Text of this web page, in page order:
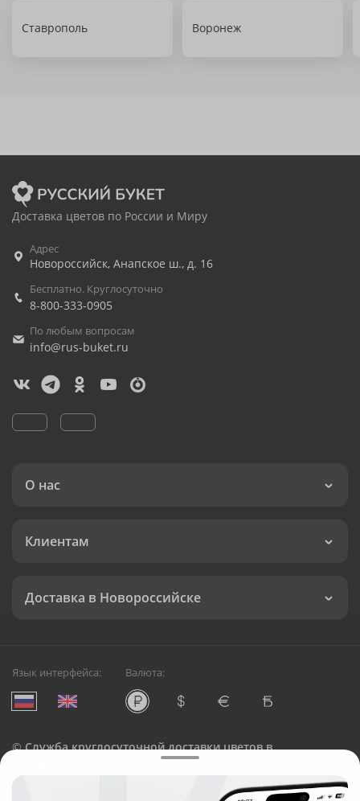
Ставрополь Воронеж
Доставка цветов по России и Миру
Адрес
Новороссийск, Анапское ш., д. 16
Бесплатно. Круглосуточно
8-800-333-0905
По любым вопросам
info@rus-buket.ru
О нас
Клиентам
Доставка в Новороссийске
Язык интерфейса: Валюта:
©Служба круглосуточной доставки цветов в
Русский Букет, 2026